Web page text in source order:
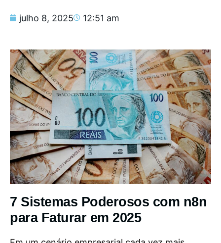
julho 8, 2025 12:51 am
7 Sistemas Poderosos com n8n
para Faturar em 2025